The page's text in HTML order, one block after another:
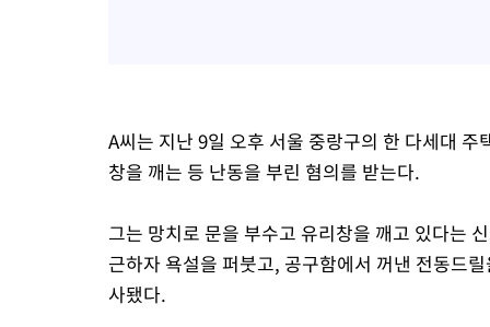
A씨는 지난 9일 오후 서울 중랑구의 한 다세대
창을 깨는 등 난동을 부린 혐의를 받는다.
그는 망치로 문을 부수고 유리창을 깨고 있다는
근하자 욕설을 퍼붓고, 공구함에서 꺼낸 전동드
사됐다.